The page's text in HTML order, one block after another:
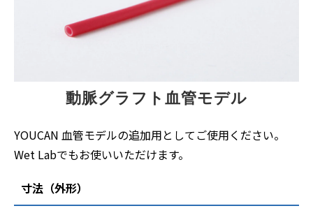
動脈グラフト血管モデル
YOUCAN 血管モデルの追加用としてご使用ください。
Wet Labでもお使いいただけます。
寸法（外形）